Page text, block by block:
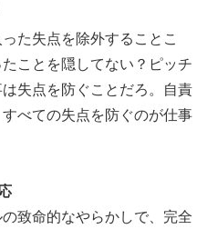
た失点を除外することこ
ことを隠してない？ピッチ
失点を防ぐことだろ。自責
べての失点を防ぐのが仕事
致命的なやらかしで、完全